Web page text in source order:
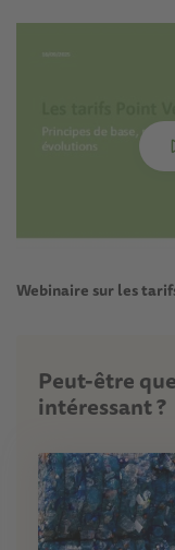
Webinaire sur les
Peut-être
intéressant ?